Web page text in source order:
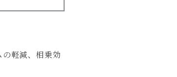
軽減、相乗効